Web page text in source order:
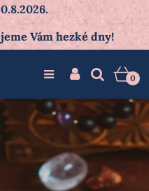
Vám hezké dny!
0